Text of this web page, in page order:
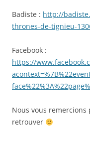
Badiste : http://
thrones-de-tignieu-
Facebook :
https://
Nous vous remercions
retrouver